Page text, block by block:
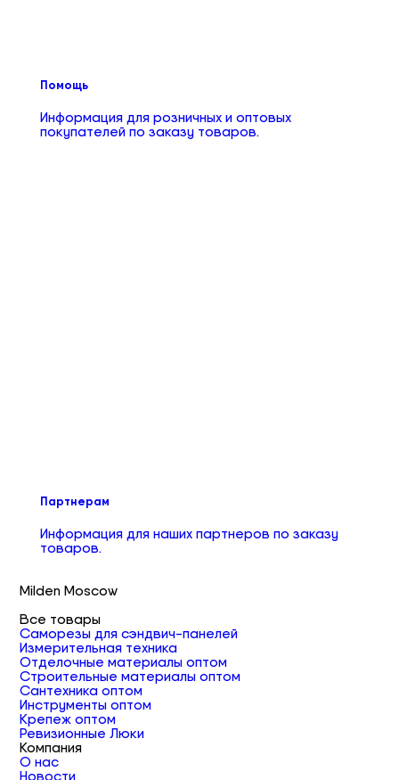
Помощь
Информация для розничных и оптовых
покупателей по заказу товаров.
Партнерам
Информация для наших партнеров по заказу
товаров.
Milden Moscow
Все товары
Саморезы для сэндвич-панелей
Измерительная техника
Отделочные материалы оптом
Строительные материалы оптом
Сантехника оптом
Инструменты оптом
Крепеж оптом
Ревизионные Люки
Компания
О нас
Новости